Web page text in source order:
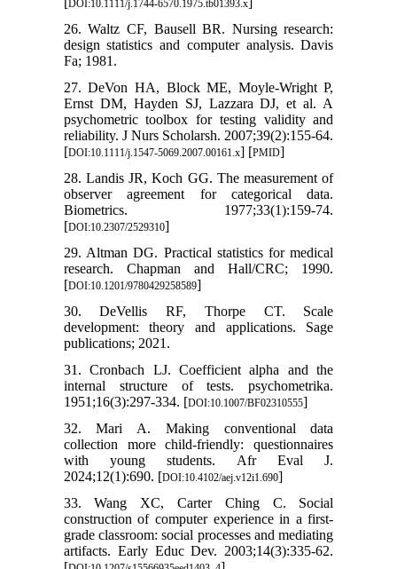
DOI:10.1111/j.1744-6570.1975.tb01393.x
26. Waltz CF, Bausell BR. Nursing research:
design statistics and computer analysis. Davis
Fa; 1981.
27. DeVon HA, Block ME, Moyle‐Wright P,
Ernst DM, Hayden SJ, Lazzara DJ, et al. A
psychometric toolbox for testing validity and
reliability. J Nurs Scholarsh. 2007;39(2):155-64.
[DOI:10.1111/j.1547-5069.2007.00161.x] [PMID]
28. Landis JR, Koch GG. The measurement of
observer agreement for categorical data.
Biometrics. 1977;33(1):159-74.
[DOI:10.2307/2529310]
29. Altman DG. Practical statistics for medical
research. Chapman and Hall/CRC; 1990.
[DOI:10.1201/9780429258589]
30. DeVellis RF, Thorpe CT. Scale
development: theory and applications. Sage
publications; 2021.
31. Cronbach LJ. Coefficient alpha and the
internal structure of tests. psychometrika.
1951;16(3):297-334. [DOI:10.1007/BF02310555]
32. Mari A. Making conventional data
collection more child-friendly: questionnaires
with young students. Afr Eval J.
2024;12(1):690. [DOI:10.4102/aej.v12i1.690]
33. Wang XC, Carter Ching C. Social
construction of computer experience in a first-
grade classroom: social processes and mediating
artifacts. Early Educ Dev. 2003;14(3):335-62.